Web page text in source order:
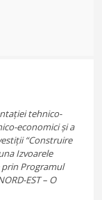
tehnico-
economici și a
“Construire
Izvoarele
prin Programul
EST – O